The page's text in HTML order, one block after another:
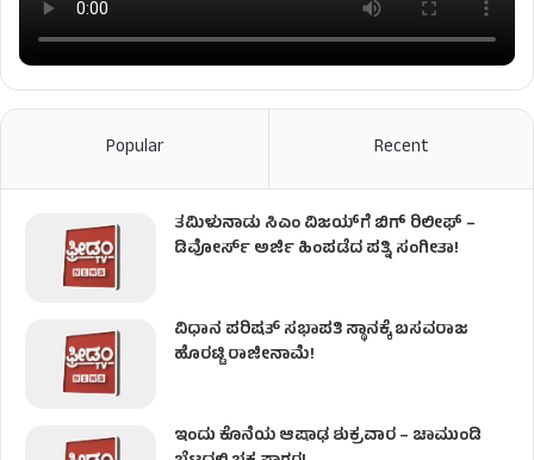
Popular Recent
ತಮಿಳುನಾಡು ಸಿಎಂ ವಿಜಯ್‌ಗೆ ಬಿಗ್ ರಿಲೀಫ್ –
ಡಿವೋರ್ಸ್ ಅರ್ಜಿ ಹಿಂಪಡೆದ ಪತ್ನಿ ಸಂಗೀತಾ!
ವಿಧಾನ ಪರಿಷತ್ ಸಭಾಪತಿ ಸ್ಥಾನಕ್ಕೆ ಬಸವರಾಜ
ಹೊರಟ್ಟಿ ರಾಜೀನಾಮೆ!
ಇಂದು ಕೊನೆಯ ಆಷಾಢ ಶುಕ್ರವಾರ – ಚಾಮುಂಡಿ